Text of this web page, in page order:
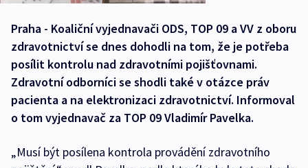
Praha - Koaliční vyjednavači ODS, TOP 09 a VV z oboru
zdravotnictví se dnes dohodli na tom, že je potřeba
posílit kontrolu nad zdravotními pojišťovnami.
Zdravotní odborníci se shodli také v otázce práv
pacienta a na elektronizaci zdravotnictví. Informoval
o tom vyjednavač za TOP 09 Vladimír Pavelka.
„Musí být posílena kontrola provádění zdravotního